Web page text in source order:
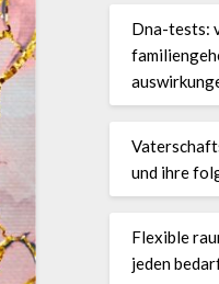
Dna-tests:
und ihre
Flexible
jeden